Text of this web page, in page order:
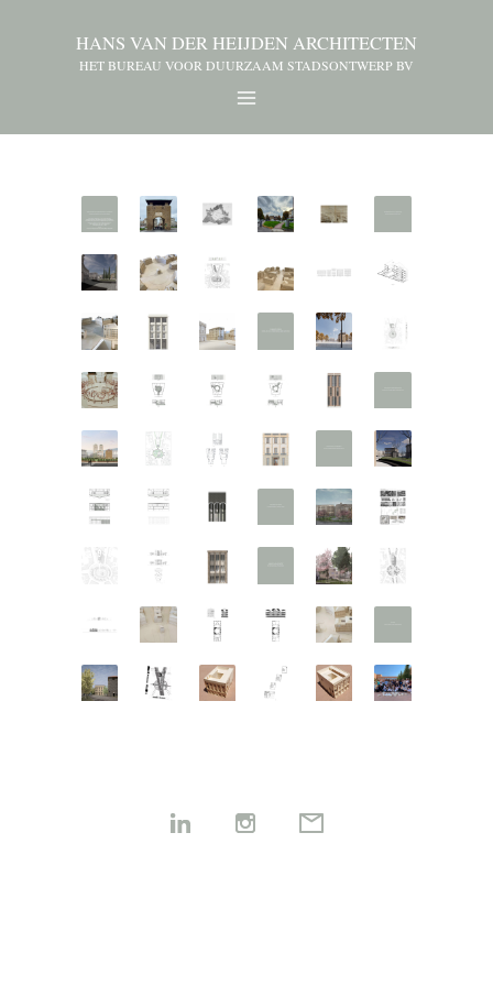
HANS VAN DER HEIJDEN ARCHITECTEN
HET BUREAU VOOR DUURZAAM STADSONTWERP BV